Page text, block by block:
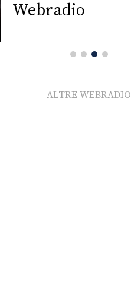
Webradio
ALTRE WEBRADIO